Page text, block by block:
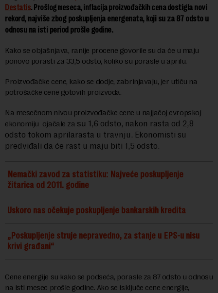
Destatis. Prošlog meseca, inflacija proizvođačkih cenadostigla novi
rekord, najviše zbog poskupljenja energenata, koji su za 87 odsto u
odnosu na isti period prošle godine.
Kako se objašnjava, ranije procene govorile su da će u maju
ponovo porasti za 33,5 odsto, koliko su porasle u aprilu.
Proizvođačke cene, kako se dodje, zabrinjavaju, jer utiču na
potrošačke cene gotovih proizvoda.
Na mesečnom nivou proizvođačke cene u najjačoj evropskoj
ekonomiju ojačale za su 1,6 odsto, nakon rasta od 2,8
odsto tokom aprilarasta u travnju. Ekonomisti su
predviđali da će rast u maju biti 1,5 odsto.
Nemački zavod za statistiku: Najveće poskupljenje
žitarica od 2011. godine
Uskoro nas očekuje poskupljenje bankarskih kredita
„Poskupljenje struje nepravedno, za stanje u EPS-u nisu
krivi građani“
Cene energije su kako se podseća, porasle za 87 odsto u odnosu
na isti mesec prošle godine. Ako se isključe cene energije,